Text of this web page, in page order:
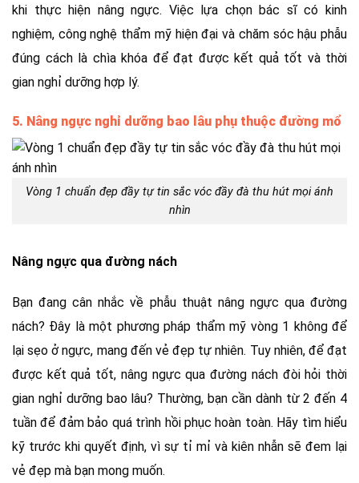
khi thực hiện nâng ngực. Việc lựa chọn bác sĩ có kinh
nghiệm, công nghệ thẩm mỹ hiện đại và chăm sóc hậu phẫu
đúng cách là chìa khóa để đạt được kết quả tốt và thời
gian nghỉ dưỡng hợp lý.
5. Nâng ngực nghỉ dưỡng bao lâu phụ thuộc đường mổ
Vòng 1 chuẩn đẹp đầy tự tin sắc vóc đầy đà thu hút mọi ánh
nhìn
Nâng ngực qua đường nách
Bạn đang cân nhắc về phẫu thuật nâng ngực qua đường
nách? Đây là một phương pháp thẩm mỹ vòng 1 không để
lại sẹo ở ngực, mang đến vẻ đẹp tự nhiên. Tuy nhiên, để đạt
được kết quả tốt, nâng ngực qua đường nách đòi hỏi thời
gian nghỉ dưỡng bao lâu? Thường, bạn cần dành từ 2 đến 4
tuần để đảm bảo quá trình hồi phục hoàn toàn. Hãy tìm hiểu
kỹ trước khi quyết định, vì sự tỉ mỉ và kiên nhẫn sẽ đem lại
vẻ đẹp mà bạn mong muốn.